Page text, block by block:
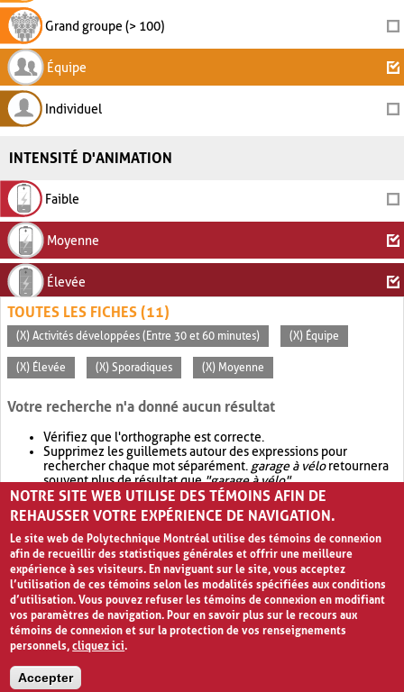
Grand groupe (> 100)
Équipe
Individuel
INTENSITÉ D'ANIMATION
Faible
Moyenne
Élevée
TOUTES LES FICHES (11)
(X) Activités développées (Entre 30 et 60 minutes) (X) Équipe
(X) Élevée (X) Sporadiques (X) Moyenne
Votre recherche n'a donné aucun résultat
Vérifiez que l'orthographe est correcte.
Supprimez les guillemets autour des expressions pour
rechercher chaque mot séparément. garage à véloretournera
souvent plus de résultat que"garage à vélo".
Envisagez d'élargir votre recherche avec OR.garage OR vélo
retournera souvent plus de résultat quegarage à vélo
NOTRE SITE WEB UTILISE DES TÉMOINS AFIN DE
REHAUSSER VOTRE EXPÉRIENCE DE NAVIGATION.
Le site web de Polytechnique Montréal utilise des témoins de connexion
afin de recueillir des statistiques générales et offrir une meilleure
expérience à ses visiteurs. En naviguant sur le site, vous acceptez
l’utilisation de ces témoins selon les modalités spécifiées aux conditions
d’utilisation. Vous pouvez refuser les témoins de connexion en modifiant
vos paramètres de navigation. Pour en savoir plus sur le recours aux
témoins de connexion et sur la protection de vos renseignements
personnels,cliquez ici.
Accepter